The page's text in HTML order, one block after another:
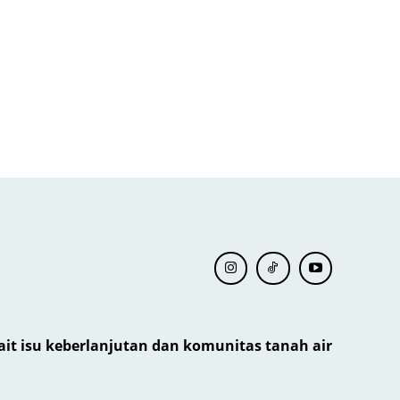
isu keberlanjutan dan komunitas tanah air